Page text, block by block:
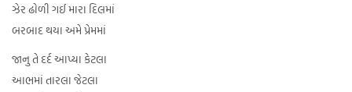
ઝેર ઢોળી ગઈ મારા દિલમાં
બરબાદ થયા અમે પ્રેમમાં
જાનુ તે દર્દ આપ્યા કેટલા
આભમાં તારલા જેટલા